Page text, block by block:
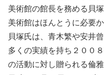
美術館の館長を務める貝
美術館はほんとうに必要
貝塚氏は、青木繁や安井
多くの実績を持ち２００
の活動に対し贈られる倫